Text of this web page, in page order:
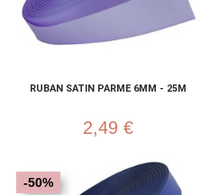
RUBAN SATIN PARME 6MM - 25M
2,49 €
-50%